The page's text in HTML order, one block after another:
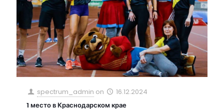
spectrum_admin on
16.12.2024
1 место в Краснодарском крае